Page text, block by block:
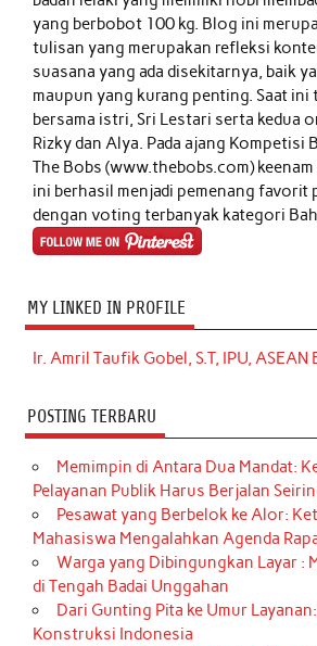
yang berbobot 100 kg. Blog ini
tulisan yang merupakan refleksi
suasana yang ada disekitarnya, baik
maupun yang kurang penting. Saat ini
bersama istri, Sri Lestari serta kedua
Rizky dan Alya. Pada ajang Kompetisi
The Bobs (www.thebobs.com)
ini berhasil menjadi pemenang
dengan voting terbanyak kategori
MY LINKED IN PROFILE
Ir. Amril Taufik Gobel, S.T, IPU, ASEAN
POSTING TERBARU
Memimpin di Antara Dua Mandat:
Pelayanan Publik Harus Berjalan
Pesawat yang Berbelok ke Alor:
Mahasiswa Mengalahkan Agenda
Warga yang Dibingungkan Layar :
di Tengah Badai Unggahan
Dari Gunting Pita ke Umur
Konstruksi Indonesia